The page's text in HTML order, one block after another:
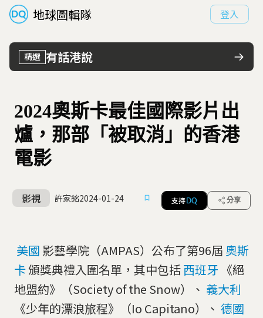
地球圖輯隊 登入
精選 有話港說
2024奧斯卡最佳國際影片出
爐，那部「被取消」的香港
電影
影視 許家銘2024-01-24 支持 DQ 分享
美國 影藝學院（AMPAS）公布了第96屆 奧斯
卡頒獎典禮入圍名單，其中包括西班牙 《絕
地盟約》（Society of the Snow）、 義大利
《少年的漂浪旅程》（Io Capitano）、 德國